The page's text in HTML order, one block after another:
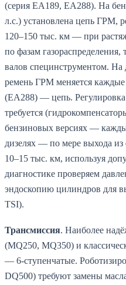
(серия EA189, EA288). На
л.с.) установлена цепь ГРМ,
120–150 тыс. км — при
по фазам газораспределения,
валов специнструментом. На
ремень ГРМ меняется
(EA288) — цепь.
требуется
бензиновых версиях —
дизелях — по мере выхода
10–15 тыс. км, используя
диагностике проверяем
эндоскопию цилиндров для
TSI).
Трансмиссия. Наиболее
(MQ250, MQ350) и
— 6-ступенчатые.
DQ500) требуют замены